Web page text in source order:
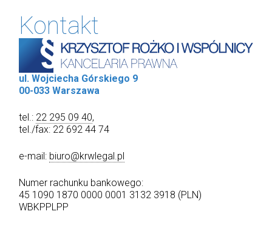
Kontakt
ul. Wojciecha Górskiego 9
00-033 Warszawa
tel.: 22 295 09 40,
tel./fax: 22 692 44 74
e-mail: biuro@krwlegal.pl
Numer rachunku bankowego:
45 1090 1870 0000 0001 3132 3918 (PLN)
WBKPPLPP